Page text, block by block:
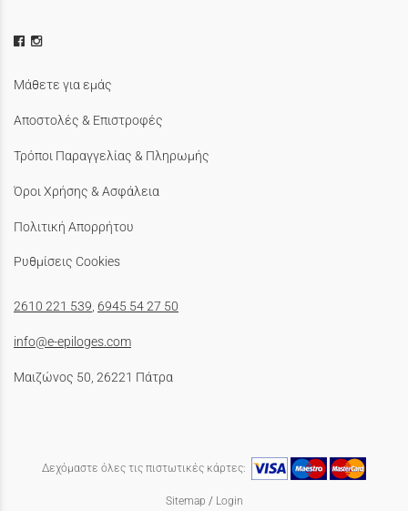
Μάθετε για εμάς
Αποστολές & Επιστροφές
Τρόποι Παραγγελίας & Πληρωμής
Όροι Χρήσης & Ασφάλεια
Πολιτική Απορρήτου
Ρυθμίσεις Cookies
2610 221 539 6945 54 27 50
info@e-epiloges.com
Μαιζώνος 50, 26221 Πάτρα
Δεχόμαστε όλες τις πιστωτικές κάρτες:
Sitemap / Login